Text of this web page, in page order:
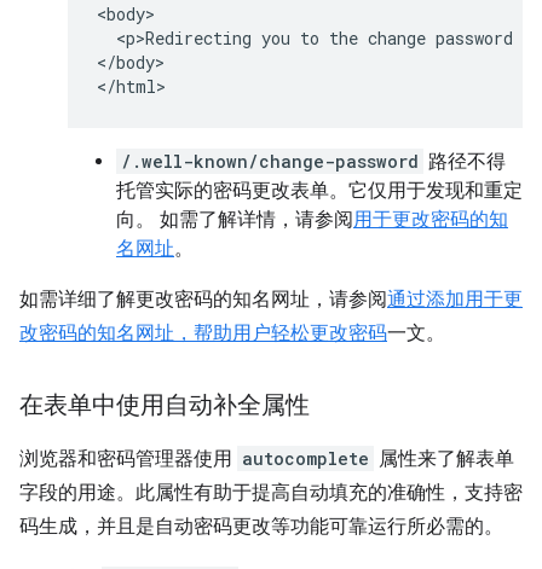
<body>
<p>Redirecting you to the change password
</body>
/.well-known/change-password 路径不得
托管实际的密码更改表单。它仅用于发现和重定
向。 如需了解详情，请参阅用于更改密码的知
名网址。
如需详细了解更改密码的知名网址，请参阅通过添加用于更
改密码的知名网址，帮助用户轻松更改密码一文。
在表单中使用自动补全属性
浏览器和密码管理器使用 autocomplete 属性来了解表单
字段的用途。此属性有助于提高自动填充的准确性，支持密
码生成，并且是自动密码更改等功能可靠运行所必需的。